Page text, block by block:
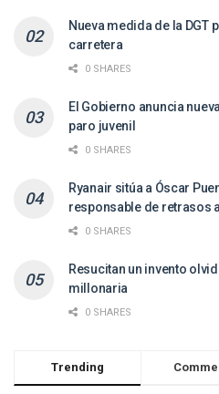
Nueva medida de la DGT
carretera
0 SHARES
El Gobierno anuncia
paro juvenil
0 SHARES
Ryanair sitúa a Óscar
responsable de retrasos
0 SHARES
Resucitan un invento
millonaria
0 SHARES
Trending